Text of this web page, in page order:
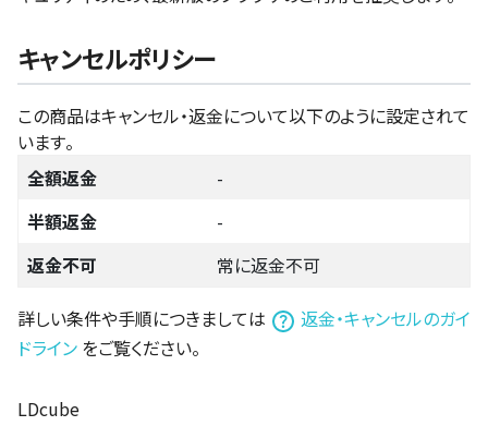
キャンセルポリシー
この商品はキャンセル・返金について以下のように設定されて
います。
全額返金
-
半額返金
-
返金不可
常に返金不可
詳しい条件や手順につきましては
返金・キャンセルのガイ
ドライン をご覧ください。
LDcube